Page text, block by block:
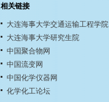
相关链接
大连海事大学交通运输工程学院
大连海事大学研究生院
中国聚合物网
中国流变网
中国化学仪器网
化学化工论坛